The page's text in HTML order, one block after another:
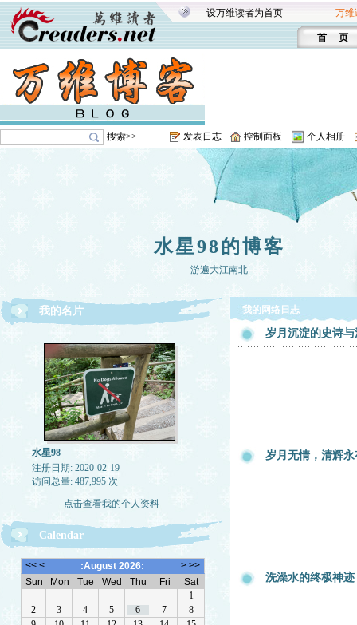
设万维读者为首页 万维
首 页
搜索>> 发表日志 控制面板 个人相册
水星98的博客
游遍大江南北
我的名片
水星98
注册日期: 2020-02-19
访问总量: 487,995 次
点击查看我的个人资料
Calendar
我的网络日志
岁月沉淀的史诗
岁月无情，清辉
洗澡水的终极神